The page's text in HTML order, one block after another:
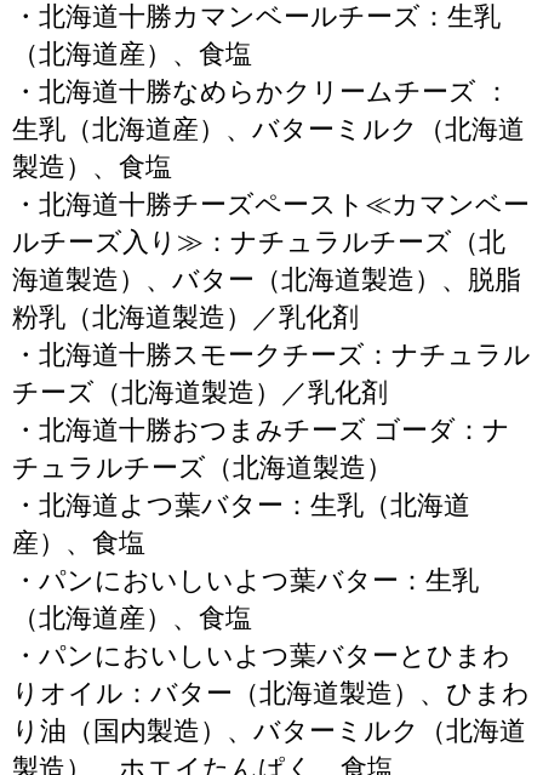
・北海道十勝カマンベールチーズ：生乳
（北海道産）、食塩
・北海道十勝なめらかクリームチーズ ：
生乳（北海道産）、バターミルク（北海道
製造）、食塩
・北海道十勝チーズペースト≪カマンベー
ルチーズ入り≫：ナチュラルチーズ（北
海道製造）、バター（北海道製造）、脱脂
粉乳（北海道製造）／乳化剤
・北海道十勝スモークチーズ：ナチュラル
チーズ（北海道製造）／乳化剤
・北海道十勝おつまみチーズ ゴーダ：ナ
チュラルチーズ（北海道製造）
・北海道よつ葉バター：生乳（北海道
産）、食塩
・パンにおいしいよつ葉バター：生乳
（北海道産）、食塩
・パンにおいしいよつ葉バターとひまわ
りオイル：バター（北海道製造）、ひまわ
り油（国内製造）、バターミルク（北海道
製造）、ホエイたんぱく、食塩